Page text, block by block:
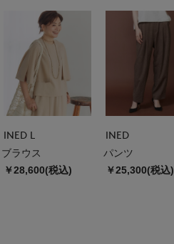
INED L
ブラウス
￥28,600(税込)
INED
パンツ
￥25,300(税込)